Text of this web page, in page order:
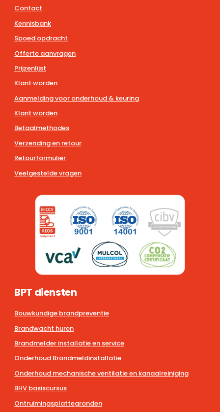
Contact
Kennisbank
Spoed opdracht
Offerte aanvragen
Prijzenlijst
Klant worden
Aanmelding voor onderhoud & keuring
Klant worden
Betaalmethodes
Verzending en retour
Retourformulier
Veelgestelde vragen
BPT diensten
Bouwkundige brandpreventie
Brandwacht huren
Brandmelder installatie en service
Onderhoud Brandmeldinstallatie
Onderhoud mechanische ventilatie en kanaalreiniging
BHV basiscursus
Ontruimingsplattegronden